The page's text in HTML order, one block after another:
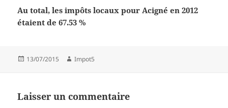
Au total, les impôts locaux pour Acigné en 2012
étaient de 67.53 %
Publié
13/07/2015 Auteur
Impot5
Laisser un commentaire